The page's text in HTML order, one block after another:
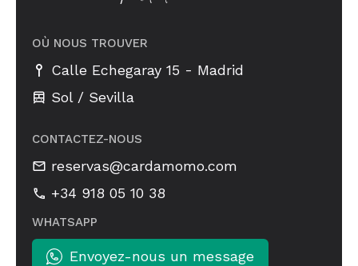
OÙ NOUS TROUVER
Calle Echegaray 15 - Madrid
Sol / Sevilla
CONTACTEZ-NOUS
reservas@cardamomo.com
+34 918 05 10 38
WHATSAPP
Envoyez-nous un message